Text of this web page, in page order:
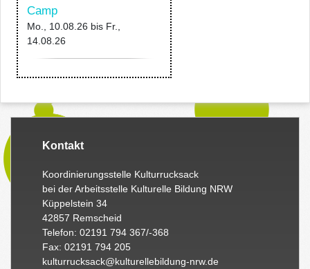
Camp
Mo., 10.08.26 bis Fr.,
14.08.26
Kontakt
Koordinierungsstelle Kulturrucksack
bei der Arbeitsstelle Kulturelle Bildung NRW
Küppelstein 34
42857 Remscheid
Telefon: 02191 794 367/-368
Fax: 02191 794 205
kulturrucksack@kulturellebildung-nrw.de